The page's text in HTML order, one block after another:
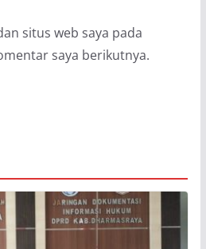
situs web saya pada
saya berikutnya.